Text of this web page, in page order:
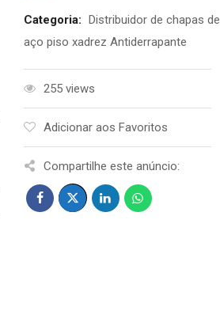
Categoria: Distribuidor de chapas de
aço piso xadrez Antiderrapante
255 views
Adicionar aos Favoritos
Compartilhe este anúncio: